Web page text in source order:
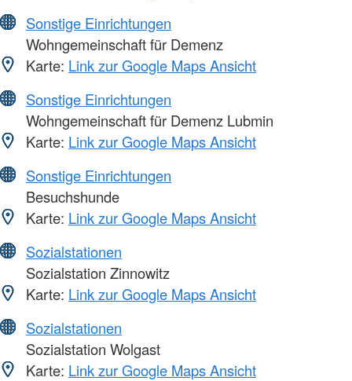
Sonstige Einrichtungen
Wohngemeinschaft für Demenz
Karte: Link zur Google Maps Ansicht
Sonstige Einrichtungen
Wohngemeinschaft für Demenz Lubmin
Karte: Link zur Google Maps Ansicht
Sonstige Einrichtungen
Besuchshunde
Karte: Link zur Google Maps Ansicht
Sozialstationen
Sozialstation Zinnowitz
Karte: Link zur Google Maps Ansicht
Sozialstationen
Sozialstation Wolgast
Karte: Link zur Google Maps Ansicht